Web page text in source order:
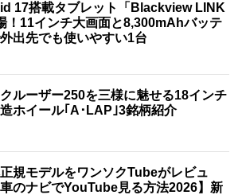
17搭載タブレット「Blackview LINK
！11インチ大画面と8,300mAhバッテ
出先でも使いやすい1台
ルーザー250を三様に魅せる18インチ
ホイール｢A･LAP｣3銘柄紹介
正規モデルをワンソクTubeがレビュ
のナビでYouTube見る方法2026】新